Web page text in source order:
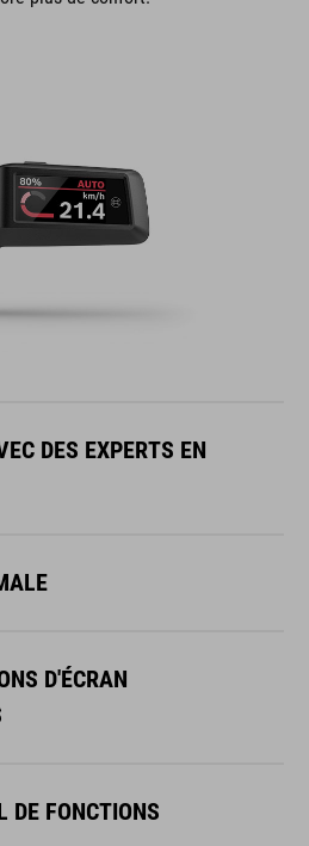
DES EXPERTS EN
D'ÉCRAN
DE FONCTIONS